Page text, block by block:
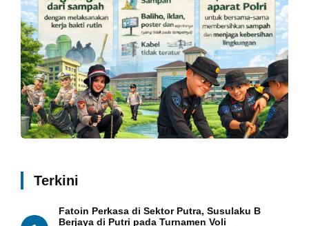
Terkini
Fatoin Perkasa di Sektor Putra, Susulaku B
Berjaya di Putri pada Turnamen Voli